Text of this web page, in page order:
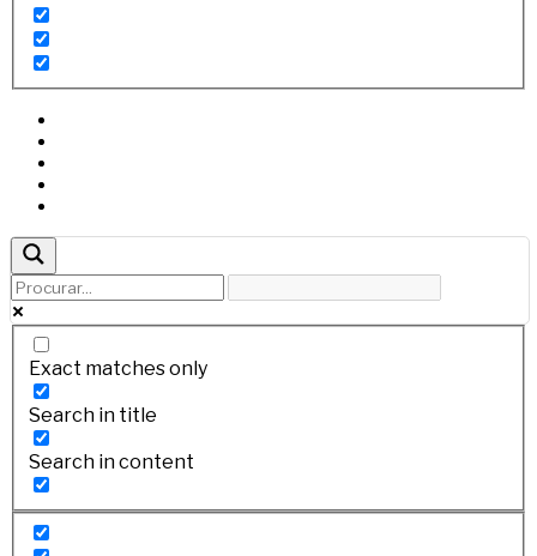
Exact matches only
Search in title
Search in content